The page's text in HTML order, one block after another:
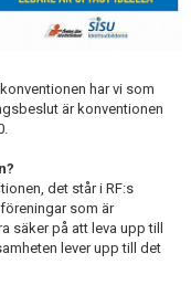
har vi som
är konventionen
det står i RF:s
som är
säker på att leva upp till
lever upp till det